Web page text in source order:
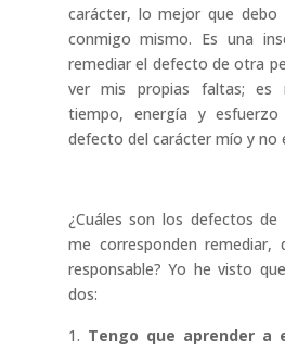
carácter, lo mejor que debo
conmigo mismo. Es una
remediar el defecto de otra
ver mis propias faltas; es
tiempo, energía y
defecto del carácter mío y no
¿Cuáles son los defectos
me corresponden
responsable? Yo he visto
dos:
Tengo que aprender a